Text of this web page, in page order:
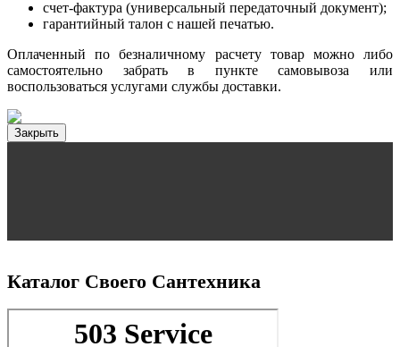
счет-фактура (универсальный передаточный документ);
гарантийный талон с нашей печатью.
Оплаченный по безналичному расчету товар можно либо
самостоятельно забрать в пункте самовывоза или
воспользоваться услугами службы доставки.
Закрыть
Каталог Своего Сантехника